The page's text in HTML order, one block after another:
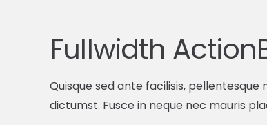
Fullwidth
Quisque sed ante facilisis,
dictumst. Fusce in neque nec mauris